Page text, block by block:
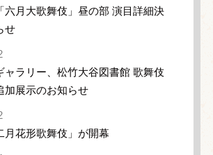
六月大歌舞伎」昼の部 演目詳細決
せ
ャラリー、松竹大谷図書館 歌舞伎
加展示のお知らせ
月花形歌舞伎」が開幕